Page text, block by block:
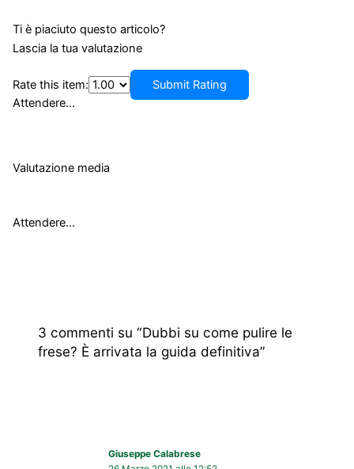
Ti è piaciuto questo articolo?
Lascia la tua valutazione
Rate this item:
Submit Rating
Attendere...
Valutazione media
Attendere...
3 commenti su “Dubbi su come pulire le
frese? È arrivata la guida definitiva”
Giuseppe Calabrese